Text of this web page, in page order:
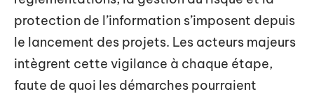
protection de l’information s’imposent depuis
le lancement des projets. Les acteurs majeurs
intègrent cette vigilance à chaque étape,
faute de quoi les démarches pourraient